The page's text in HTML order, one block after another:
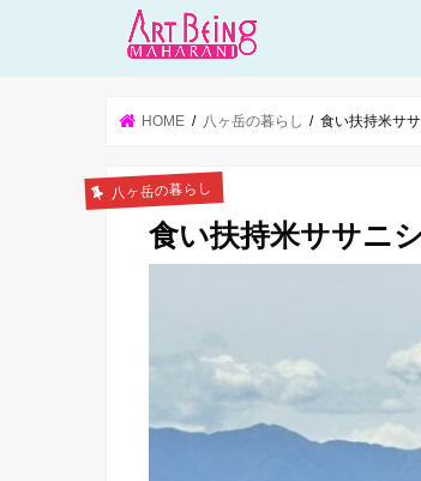
HOME 八ヶ岳の暮らし 食い扶持米サ
八ヶ岳の暮らし
食い扶持米ササニ